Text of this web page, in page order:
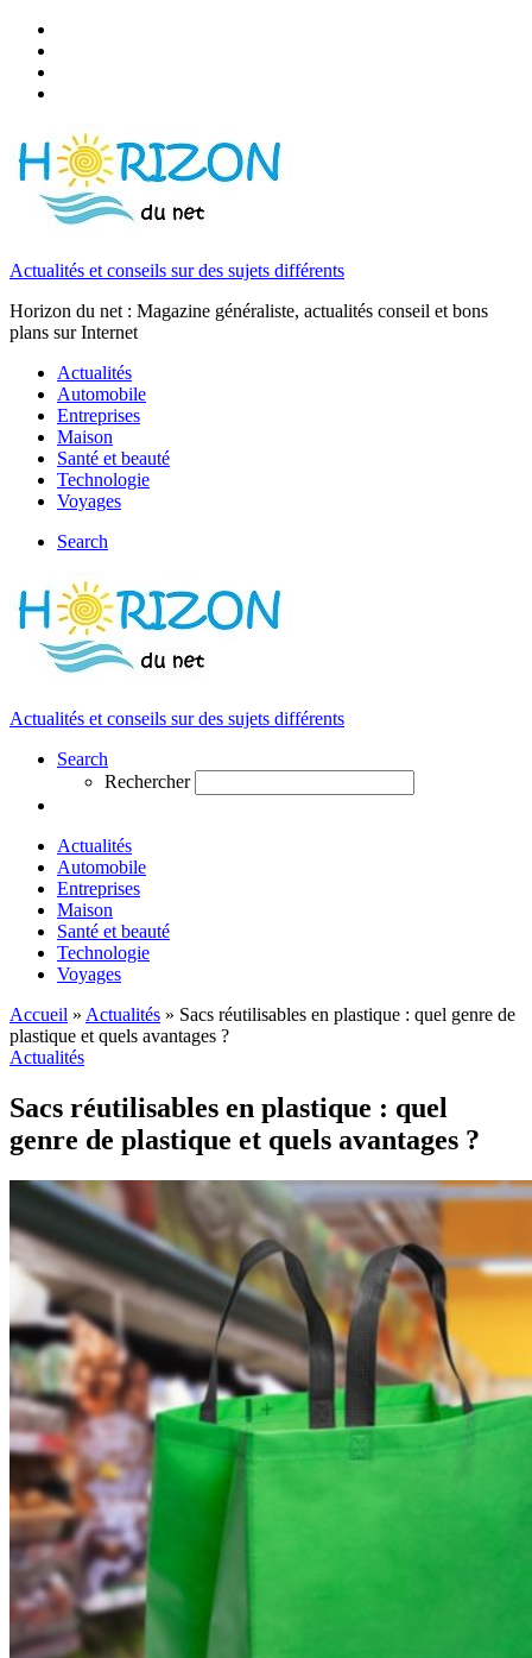
Actualités et conseils sur des sujets différents
Horizon du net : Magazine généraliste, actualités conseil et bons
plans sur Internet
Actualités
Automobile
Entreprises
Maison
Santé et beauté
Technologie
Voyages
Search
Actualités et conseils sur des sujets différents
Search
Rechercher
Actualités
Automobile
Entreprises
Maison
Santé et beauté
Technologie
Voyages
Accueil » Actualités » Sacs réutilisables en plastique : quel genre de
plastique et quels avantages ?
Actualités
Sacs réutilisables en plastique : quel
genre de plastique et quels avantages ?